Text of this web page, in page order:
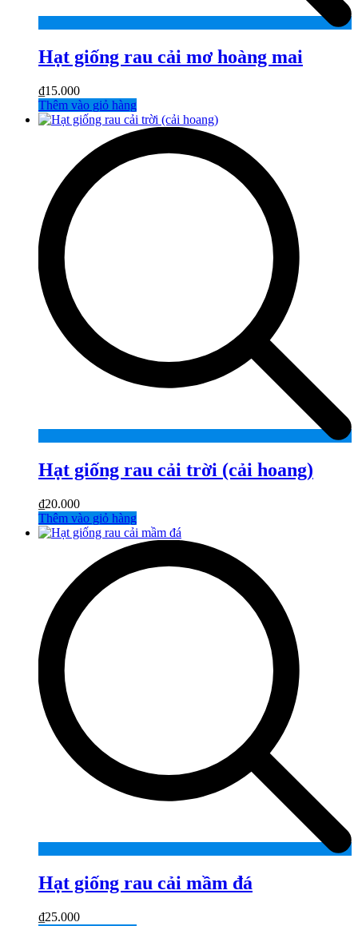
Hạt giống rau cải mơ hoàng mai
₫15.000
Thêm vào giỏ hàng
Hạt giống rau cải trời (cải hoang)
₫20.000
Thêm vào giỏ hàng
Hạt giống rau cải mầm đá
₫25.000